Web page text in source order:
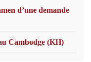
d’une demande
Cambodge (KH)